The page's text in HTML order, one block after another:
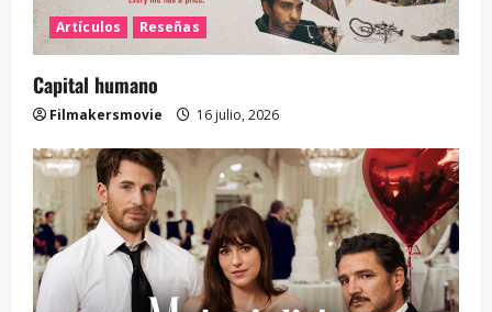
Artículos Reseñas
Capital humano
Filmakersmovie 16 julio, 2026